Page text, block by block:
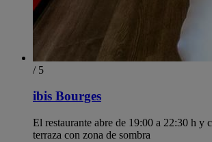
/ 5
ibis Bourges
El restaurante abre de 19:00 a 22:30 h y
terraza con zona de sombra